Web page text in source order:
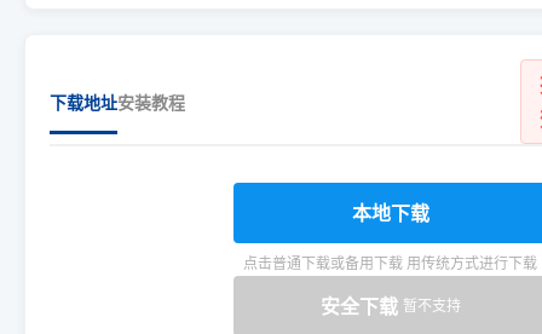
下载地址安装教程
本地下载
点击普通下载或备用下载 用传统方式进行下载
安全下载 暂不支持